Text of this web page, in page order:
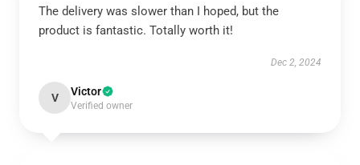
The delivery was slower than I hoped, but the
product is fantastic. Totally worth it!
Dec 2, 2024
V Victor
Verified owner